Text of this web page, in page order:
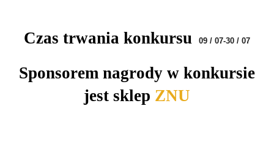
Czas trwania konkursu 09 / 07-30 / 07
Sponsorem nagrody w konkursie
jest sklep ZNU